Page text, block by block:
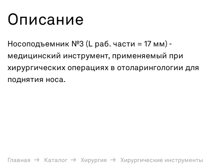
Описание
Носоподъемник №3 (L раб. части = 17 мм) -
медицинский инструмент, применяемый при
хирургических операциях в отоларингологии для
поднятия носа.
Главная Каталог Хирургия
Хирургические инструменты